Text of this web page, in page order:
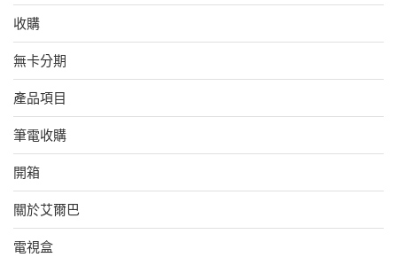
收購
無卡分期
產品項目
筆電收購
開箱
關於艾爾巴
電視盒